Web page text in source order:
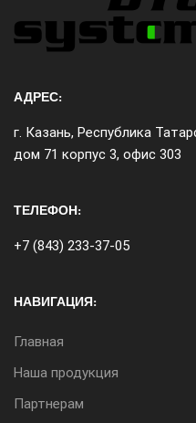
АДРЕС:
г. Казань, Республика
дом 71 корпус 3, офис 303
ТЕЛЕФОН:
+7 (843) 233-37-05
НАВИГАЦИЯ:
Главная
Наша продукция
Партнерам